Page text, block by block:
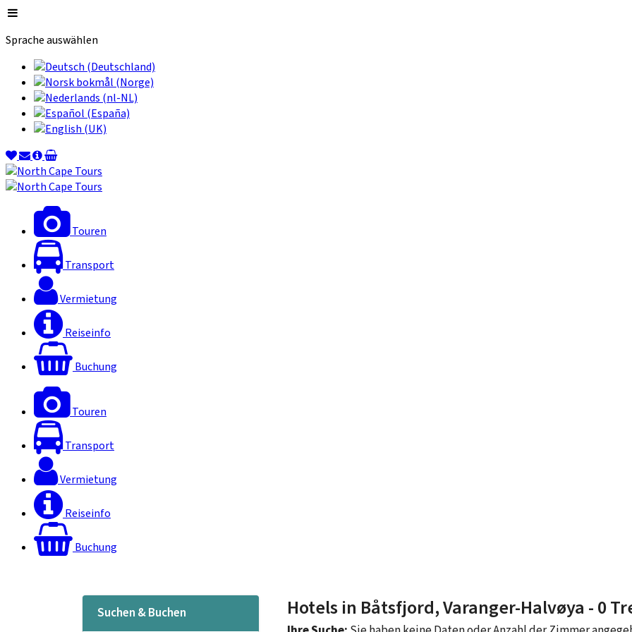
Sprache auswählen
Touren
Transport
Vermietung
Reiseinfo
Buchung
Touren
Transport
Vermietung
Reiseinfo
Buchung
Hotels in Båtsfjord, Varanger-Halvøya - 0
Suchen & Buchen